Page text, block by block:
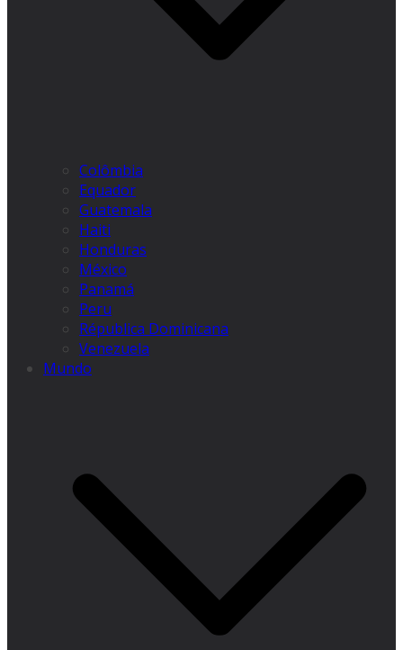
Colômbia
Equador
Guatemala
Haiti
Honduras
México
Panamá
Peru
Républica Dominicana
Venezuela
Mundo